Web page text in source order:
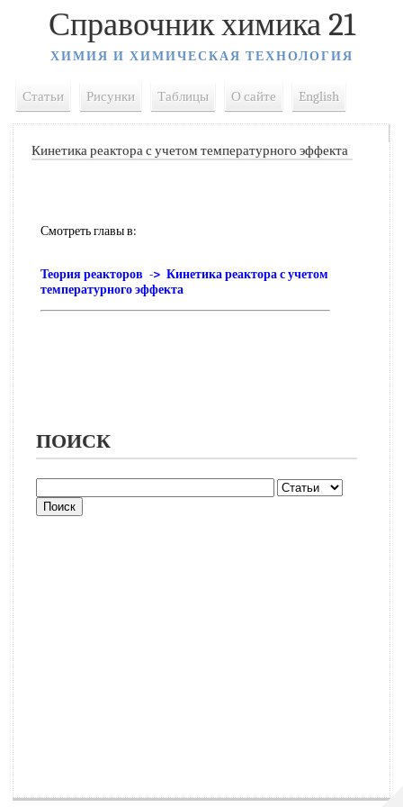
Справочник химика 21
ХИМИЯ И ХИМИЧЕСКАЯ ТЕХНОЛОГИЯ
Статьи Рисунки Таблицы О сайте English
Кинетика реактора с учетом температурного эффекта
Смотреть главы в:
Теория реакторов -> Кинетика реактора с учетом
температурного эффекта
ПОИСК